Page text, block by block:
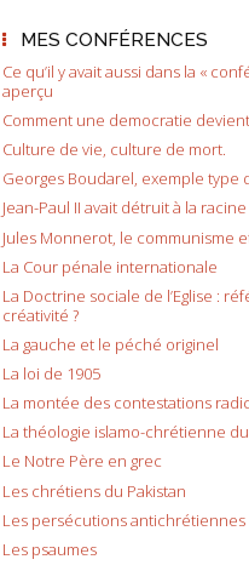
MES CONFÉRENCES
Ce qu’il y avait aussi dans la «
aperçu
Comment une democratie
Culture de vie, culture de mort.
Georges Boudarel, exemple type
Jean-Paul II avait détruit à la
Jules Monnerot, le communisme
La Cour pénale internationale
La Doctrine sociale de l’Eglise :
créativité ?
La gauche et le péché originel
La loi de 1905
La montée des contestations
La théologie islamo-chrétienne
Le Notre Père en grec
Les chrétiens du Pakistan
Les persécutions antichrétiennes
Les psaumes